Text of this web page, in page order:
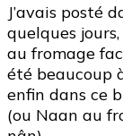
J’avais posté
quelques
au fromage
été beaucoup
enfin dans ce
(ou Naan au